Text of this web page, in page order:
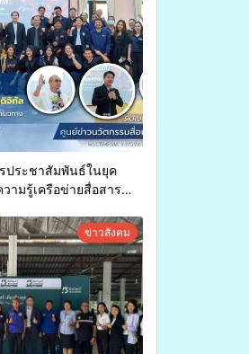
ประชาสัมพันธ์ในยุค
ามรู้เครือข่ายสื่อสาร
งมหาวิทยาลัยข่าวสังคม